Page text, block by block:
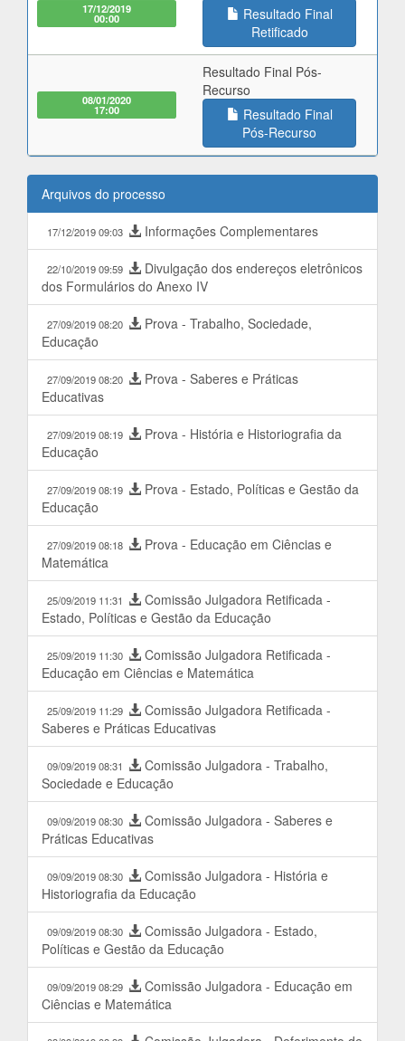
17/12/2019
00:00
Resultado Final
Retificado
08/01/2020
17:00
Resultado Final Pós-
Recurso
Resultado Final
Pós-Recurso
Arquivos do processo
17/12/2019 09:03 Informações Complementares
22/10/2019 09:59
Divulgação dos endereços eletrônicos
dos Formulários do Anexo IV
27/09/2019 08:20
Prova - Trabalho, Sociedade,
Educação
27/09/2019 08:20
Prova - Saberes e Práticas
Educativas
27/09/2019 08:19
Prova - História e Historiografia da
Educação
27/09/2019 08:19
Prova - Estado, Políticas e Gestão da
Educação
27/09/2019 08:18
Prova - Educação em Ciências e
Matemática
25/09/2019 11:31
Comissão Julgadora Retificada -
Estado, Políticas e Gestão da Educação
25/09/2019 11:30
Comissão Julgadora Retificada -
Educação em Ciências e Matemática
25/09/2019 11:29
Comissão Julgadora Retificada -
Saberes e Práticas Educativas
09/09/2019 08:31
Comissão Julgadora - Trabalho,
Sociedade e Educação
09/09/2019 08:30
Comissão Julgadora - Saberes e
Práticas Educativas
09/09/2019 08:30
Comissão Julgadora - História e
Historiografia da Educação
09/09/2019 08:30
Comissão Julgadora - Estado,
Políticas e Gestão da Educação
09/09/2019 08:29
Comissão Julgadora - Educação em
Ciências e Matemática